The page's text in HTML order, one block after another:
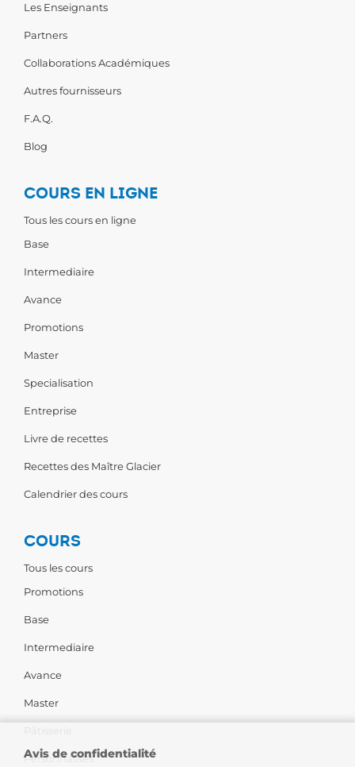
Les Enseignants
Partners
Collaborations Académiques
Autres fournisseurs
F.A.Q.
Blog
COURS EN LIGNE
Tous les cours en ligne
Base
Intermediaire
Avance
Promotions
Master
Specialisation
Entreprise
Livre de recettes
Recettes des Maître Glacier
Calendrier des cours
COURS
Tous les cours
Promotions
Base
Intermediaire
Avance
Master
Personnalises
Avis de confidentialité